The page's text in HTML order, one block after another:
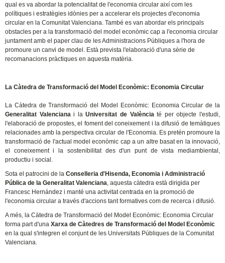
qual es va abordar la potencialitat de l'economia circular així com les
polítiques i estratègies idònies per a accelerar els projectes d'economia
circular en la Comunitat Valenciana. També es van abordar els principals
obstacles per a la transformació del model econòmic cap a l'economia circular
juntament amb el paper clau de les Administracions Públiques a l'hora de
promoure un canvi de model. Està prevista l'elaboració d'una sèrie de
recomanacions pràctiques en aquesta matèria.
La Càtedra de Transformació del Model Econòmic: Economia Circular
La Càtedra de Transformació del Model Econòmic: Economia Circular de la
Generalitat Valencianai laUniversitat de Valènciaté per objecte l'estudi,
l'elaboració de propostes, el foment del coneixement i la difusió de temàtiques
relacionades amb la perspectiva circular de l'Economia. Es pretén promoure la
transformació de l'actual model econòmic cap a un altre basat en la innovació,
el coneixement i la sostenibilitat des d'un punt de vista mediambiental,
productiu i social.
Sota el patrocini de la Conselleria d'Hisenda, Economia i Administració
Pública de la Generalitat Valenciana, aquesta càtedra està dirigida per
Francesc Hernández i manté una activitat centrada en la promoció de
l'economia circular a través d'accions tant formatives com de recerca i difusió.
A més, la Càtedra de Transformació del Model Econòmic: Economia Circular
forma part d'unaXarxa de Càtedres de Transformació del Model Econòmic
en la qual s'integren el conjunt de les Universitats Públiques de la Comunitat
Valenciana.